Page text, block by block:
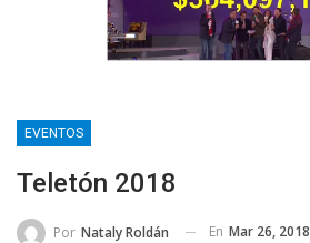
EVENTOS
Teletón 2018
Por Nataly Roldán En Mar 26, 2018